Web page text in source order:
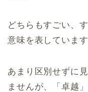
どちらもすごい、
意味を表しています
あまり区別せずに
ませんが、「卓越